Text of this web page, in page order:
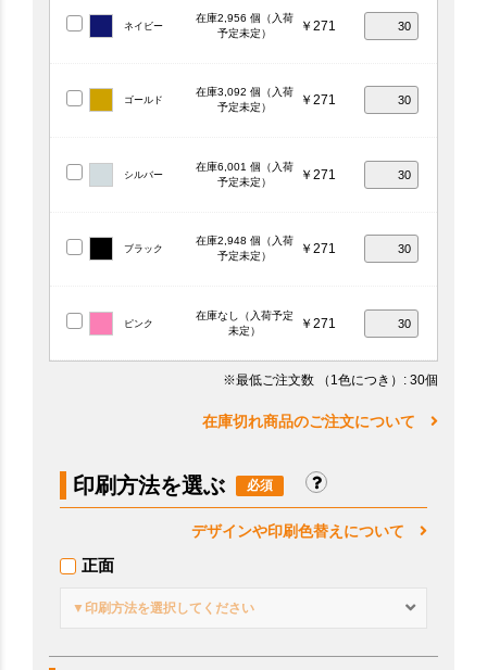
ネイビー
在庫2,956 個（入荷
予定未定）
￥271
ゴールド
在庫3,092 個（入荷
予定未定）
￥271
シルバー
在庫6,001 個（入荷
予定未定）
￥271
ブラック
在庫2,948 個（入荷
予定未定）
￥271
ピンク
在庫なし（入荷予定
未定）
￥271
※最低ご注文数 （1色につき） : 30個
在庫切れ商品のご注文について
印刷方法を選ぶ
デザインや印刷色替えについて
正面
▼印刷方法を選択してください